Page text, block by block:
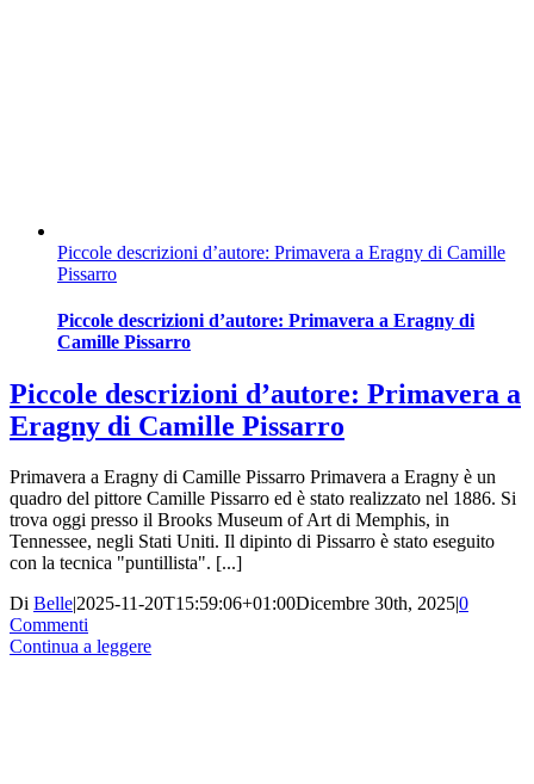
Piccole descrizioni d’autore: Primavera a Eragny di Camille
Pissarro
Piccole descrizioni d’autore: Primavera a Eragny di
Camille Pissarro
Piccole descrizioni d’autore: Primavera a
Eragny di Camille Pissarro
Primavera a Eragny di Camille Pissarro Primavera a Eragny è un
quadro del pittore Camille Pissarro ed è stato realizzato nel 1886. Si
trova oggi presso il Brooks Museum of Art di Memphis, in
Tennessee, negli Stati Uniti. Il dipinto di Pissarro è stato eseguito
con la tecnica "puntillista". [...]
Di Belle|2025-11-20T15:59:06+01:00Dicembre 30th, 2025|0
Commenti
Continua a leggere